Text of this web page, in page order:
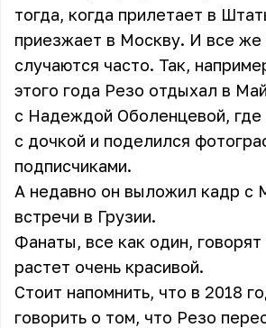
тогда, когда прилетает в
приезжает в Москву. И все же
случаются часто. Так,
этого года Резо отдыхал в
с Надеждой Оболенцевой, где
с дочкой и поделился
подписчиками.
А недавно он выложил кадр с
встречи в Грузии.
Фанаты, все как один,
растет очень красивой.
Стоит напомнить, что в 2018
говорить о том, что Резо